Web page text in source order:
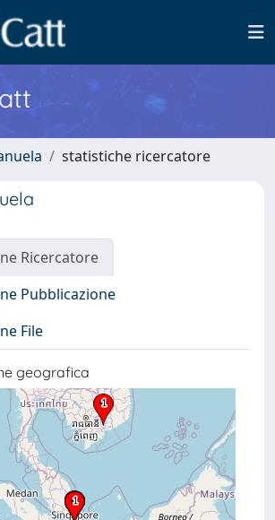
statistiche ricercatore
Ricercatore
Pubblicazione
File
geografica